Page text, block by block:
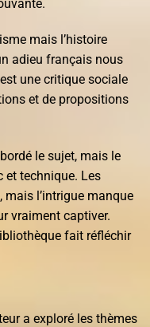
mais l’histoire
adieu français nous
une critique sociale
et de propositions
le sujet, mais le
et technique. Les
mais l’intrigue manque
vraiment captiver.
fait réfléchir
a exploré les thèmes